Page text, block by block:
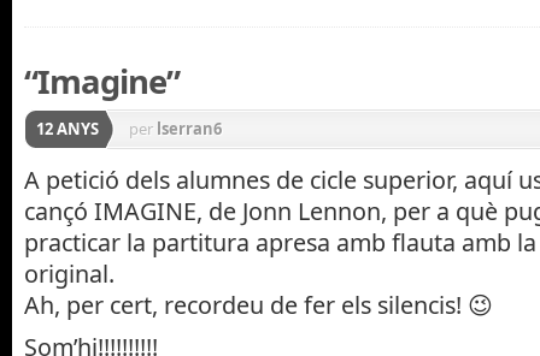
“Imagine”
12 ANYS per lserran6
A petició dels alumnes de cicle superior, aquí
cançó IMAGINE, de Jonn Lennon, per a què
practicar la partitura apresa amb flauta amb la
original.
Ah, per cert, recordeu de fer els silencis! 😉
Som’hi!!!!!!!!!!